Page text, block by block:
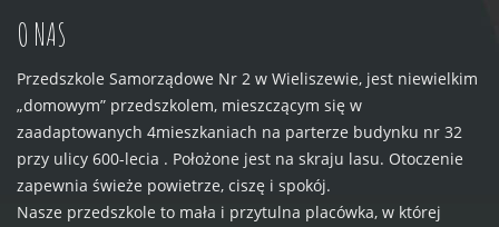
O NAS
Przedszkole Samorządowe Nr 2 w Wieliszewie, jest niewielkim
„domowym” przedszkolem, mieszczącym się w
zaadaptowanych 4mieszkaniach na parterze budynku nr 32
przy ulicy 600-lecia . Położone jest na skraju lasu. Otoczenie
zapewnia świeże powietrze, ciszę i spokój.
Nasze przedszkole to mała i przytulna placówka, w której